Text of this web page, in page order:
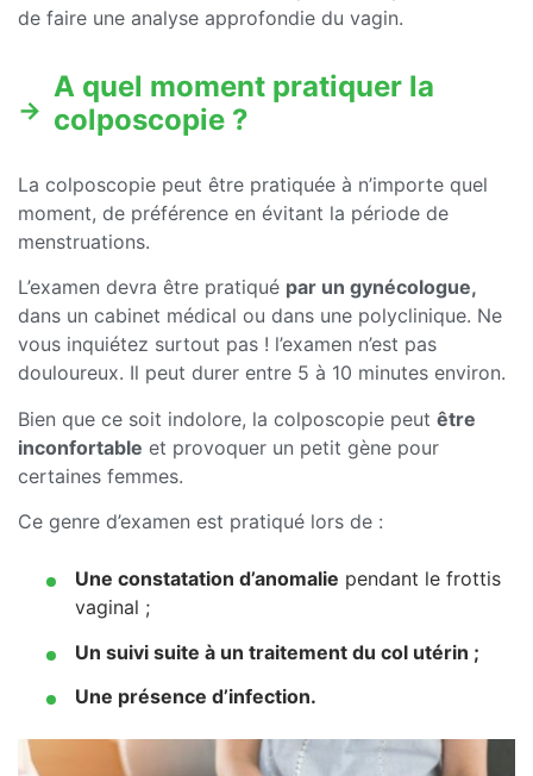
de faire une analyse approfondie du vagin.
A quel moment pratiquer la
colposcopie ?
La colposcopie peut être pratiquée à n’importe quel
moment, de préférence en évitant la période de
menstruations.
L’examen devra être pratiqué par un gynécologue,
dans un cabinet médical ou dans une polyclinique. Ne
vous inquiétez surtout pas ! l’examen n’est pas
douloureux. Il peut durer entre 5 à 10 minutes environ.
Bien que ce soit indolore, la colposcopie peut être
inconfortable et provoquer un petit gène pour
certaines femmes.
Ce genre d’examen est pratiqué lors de :
Une constatation d’anomalie pendant le frottis
vaginal ;
Un suivi suite à un traitement du col utérin ;
Une présence d’infection.